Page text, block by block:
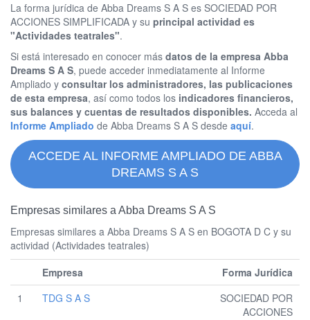
La forma jurídica de Abba Dreams S A S es SOCIEDAD POR
ACCIONES SIMPLIFICADA y su principal actividad es
"Actividades teatrales".
Si está interesado en conocer más datos de la empresa Abba
Dreams S A S, puede acceder inmediatamente al Informe
Ampliado y consultar los administradores, las publicaciones
de esta empresa, así como todos los indicadores financieros,
sus balances y cuentas de resultados disponibles. Acceda al
Informe Ampliado de Abba Dreams S A S desde aquí.
ACCEDE AL INFORME AMPLIADO DE ABBA
DREAMS S A S
Empresas similares a Abba Dreams S A S
Empresas similares a Abba Dreams S A S en BOGOTA D C y su
actividad (Actividades teatrales)
Empresa
Forma Jurídica
1
TDG S A S
SOCIEDAD POR
ACCIONES